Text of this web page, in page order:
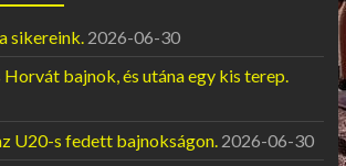
sikereink. 2026-06-30
Horvát bajnok, és utána egy kis terep.
U20-s fedett bajnokságon. 2026-06-30